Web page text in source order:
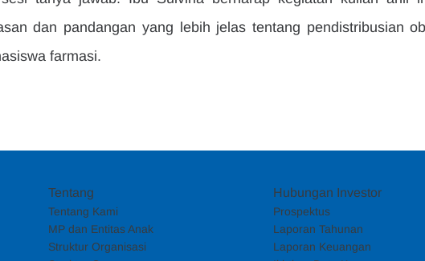
dan pandangan yang lebih jelas tentang pendistribusian
farmasi.
Prospektus
Laporan Tahunan
Laporan Keuangan
Hubungan Investor
Tentang Kami
MP dan Entitas Anak
Struktur Organisasi
Tentang